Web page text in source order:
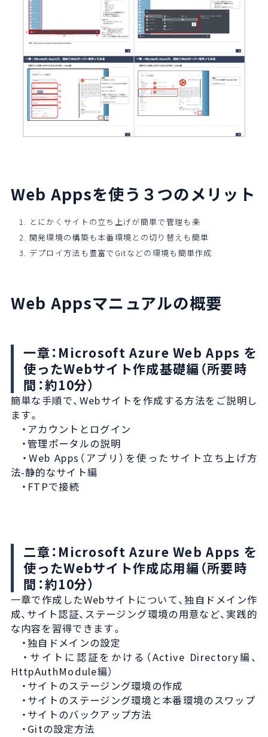
Web Appsを使う３つのメリット
1. とにかくサイトの立ち上げが簡単で管理も楽
2. 開発環境の構築も本番環境との切り替えも簡単
3. デプロイ方法も豊富でGitなどの環境も簡単作成
Web Appsマニュアルの概要
一章：Microsoft Azure Web Apps を
使ったWebサイト作成基礎編（所要時
間：約10分）
簡単な手順で、Webサイトを作成する方法をご説明し
ます。
・アカウントとログイン
・管理ポータルの説明
・Web Apps（アプリ）を使ったサイト立ち上げ方
法-静的なサイト編
・FTPで接続
二章：Microsoft Azure Web Apps を
使ったWebサイト作成応用編（所要時
間：約10分）
一章で作成したWebサイトについて、独自ドメイン作
成、サイト認証、ステージング環境の用意など、実践的
な内容を習得できます。
・独自ドメインの設定
・サイトに認証をかける（Active Directory編、
HttpAuthModule編）
・サイトのステージング環境の作成
・サイトのステージング環境と本番環境のスワップ
・サイトのバックアップ方法
・Gitの設定方法